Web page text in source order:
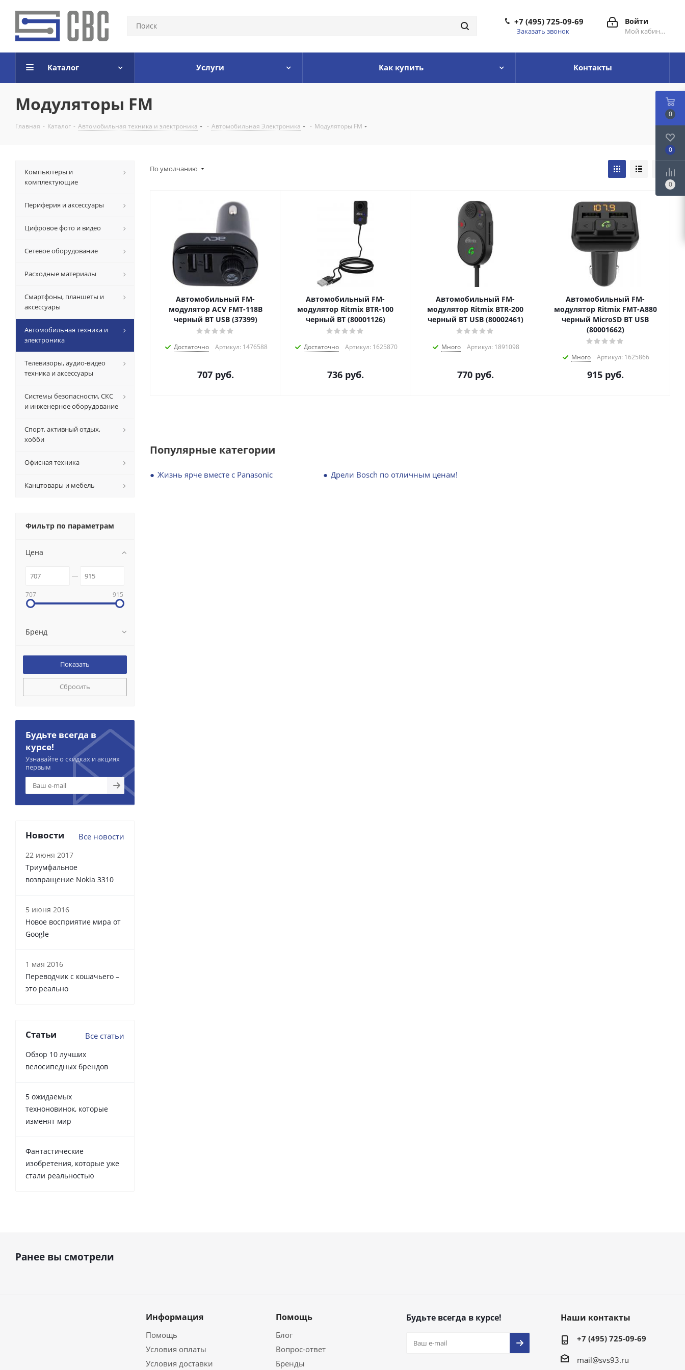
Войти
Мой кабинет
+7 (495) 725-09-69
Заказать звонок
Каталог Услуги Как купить Контакты
Модуляторы FM
Главная - Каталог - Автомобильная техника и электроника - Автомобильная Электроника - Модуляторы FM
По умолчанию
Автомобильный FM-
модулятор ACV FMT-118B
черный BT USB (37399)
Достаточно Артикул: 1476588
707руб.
Автомобильный FM-
модулятор Ritmix BTR-100
черный BT (80001126)
Достаточно Артикул: 1625870
736руб.
Автомобильный FM-
модулятор Ritmix BTR-200
черный BT USB (80002461)
Много Артикул: 1891098
770руб.
Автомобильный FM-
модулятор Ritmix FMT-A880
черный MicroSD BT USB
(80001662)
Много Артикул: 1625866
915руб.
Популярные категории
Жизнь ярче вместе с Panasonic Дрели Bosch по отличным ценам!
Компьютеры и
комплектующие
Периферия и аксессуары
Цифровое фото и видео
Сетевое оборудование
Расходные материалы
Смартфоны, планшеты и
аксессуары
Автомобильная техника и
электроника
Телевизоры, аудио-видео
техника и аксессуары
Системы безопасности, СКС
и инженерное оборудование
Спорт, активный отдых,
хобби
Офисная техника
Канцтовары и мебель
Фильтр по параметрам
Цена
707 915
Бренд
Сбросить
Будьте всегда в
курсе!
Узнавайте о скидках и акциях
первым
Новости Все новости
22 июня 2017
Триумфальное
возвращение Nokia 3310
5 июня 2016
Новое восприятие мира от
Google
1 мая 2016
Переводчик с кошачьего –
это реально
Статьи Все статьи
Обзор 10 лучших
велосипедных брендов
5 ожидаемых
техноновинок, которые
изменят мир
Фантастические
изобретения, которые уже
стали реальностью
Ранее вы смотрели
Информация
Помощь
Условия оплаты
Условия доставки
Помощь
Блог
Вопрос-ответ
Бренды
Будьте всегда в курсе! Наши контакты
+7 (495) 725-09-69
mail@svs93.ru
0
0
0